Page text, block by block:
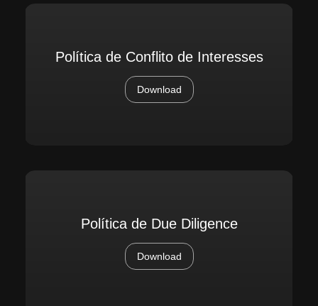
Política de Conflito de Interesses
Download
Política de Due Diligence
Download